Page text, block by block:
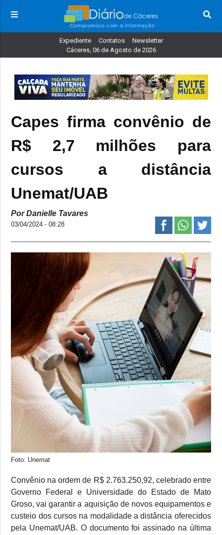
Expediente Contatos
Newsletter
Cáceres, 06 de Agosto de 2026
Capes firma convênio de
R$ 2,7 milhões para
cursos a distância
Unemat/UAB
Por Danielle Tavares
03/04/2024 - 08:28
Foto: Unemat
Convênio na ordem de R$ 2.763.250,92, celebrado entre
Governo Federal e Universidade do Estado de Mato
Groso, vai garantir a aquisição de novos equipamentos e
custeio dos cursos na modalidade a distância oferecidos
pela Unemat/UAB. O documento foi assinado na última